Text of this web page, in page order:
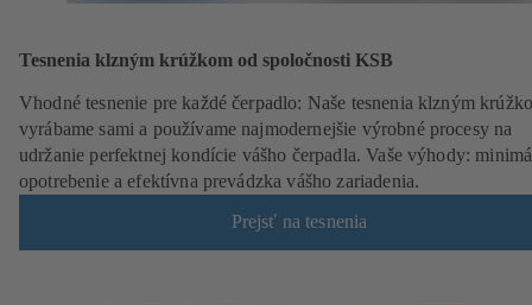
Tesnenia klzným krúžkom od spoločnosti KSB
Vhodné tesnenie pre každé čerpadlo: Naše tesnenia klzným
vyrábame sami a používame najmodernejšie výrobné procesy na
udržanie perfektnej kondície vášho čerpadla. Vaše výhody:
opotrebenie a efektívna prevádzka vášho zariadenia.
Prejsť na tesnenia